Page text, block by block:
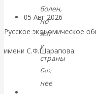
Русское экономическое
имени С.Ф.Шарапова
Skip to content
05 Авг 2026
Валентин
Катасонов.
болен,
но
вот
у
страны
без
нее